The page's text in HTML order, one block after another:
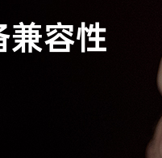
兼容性